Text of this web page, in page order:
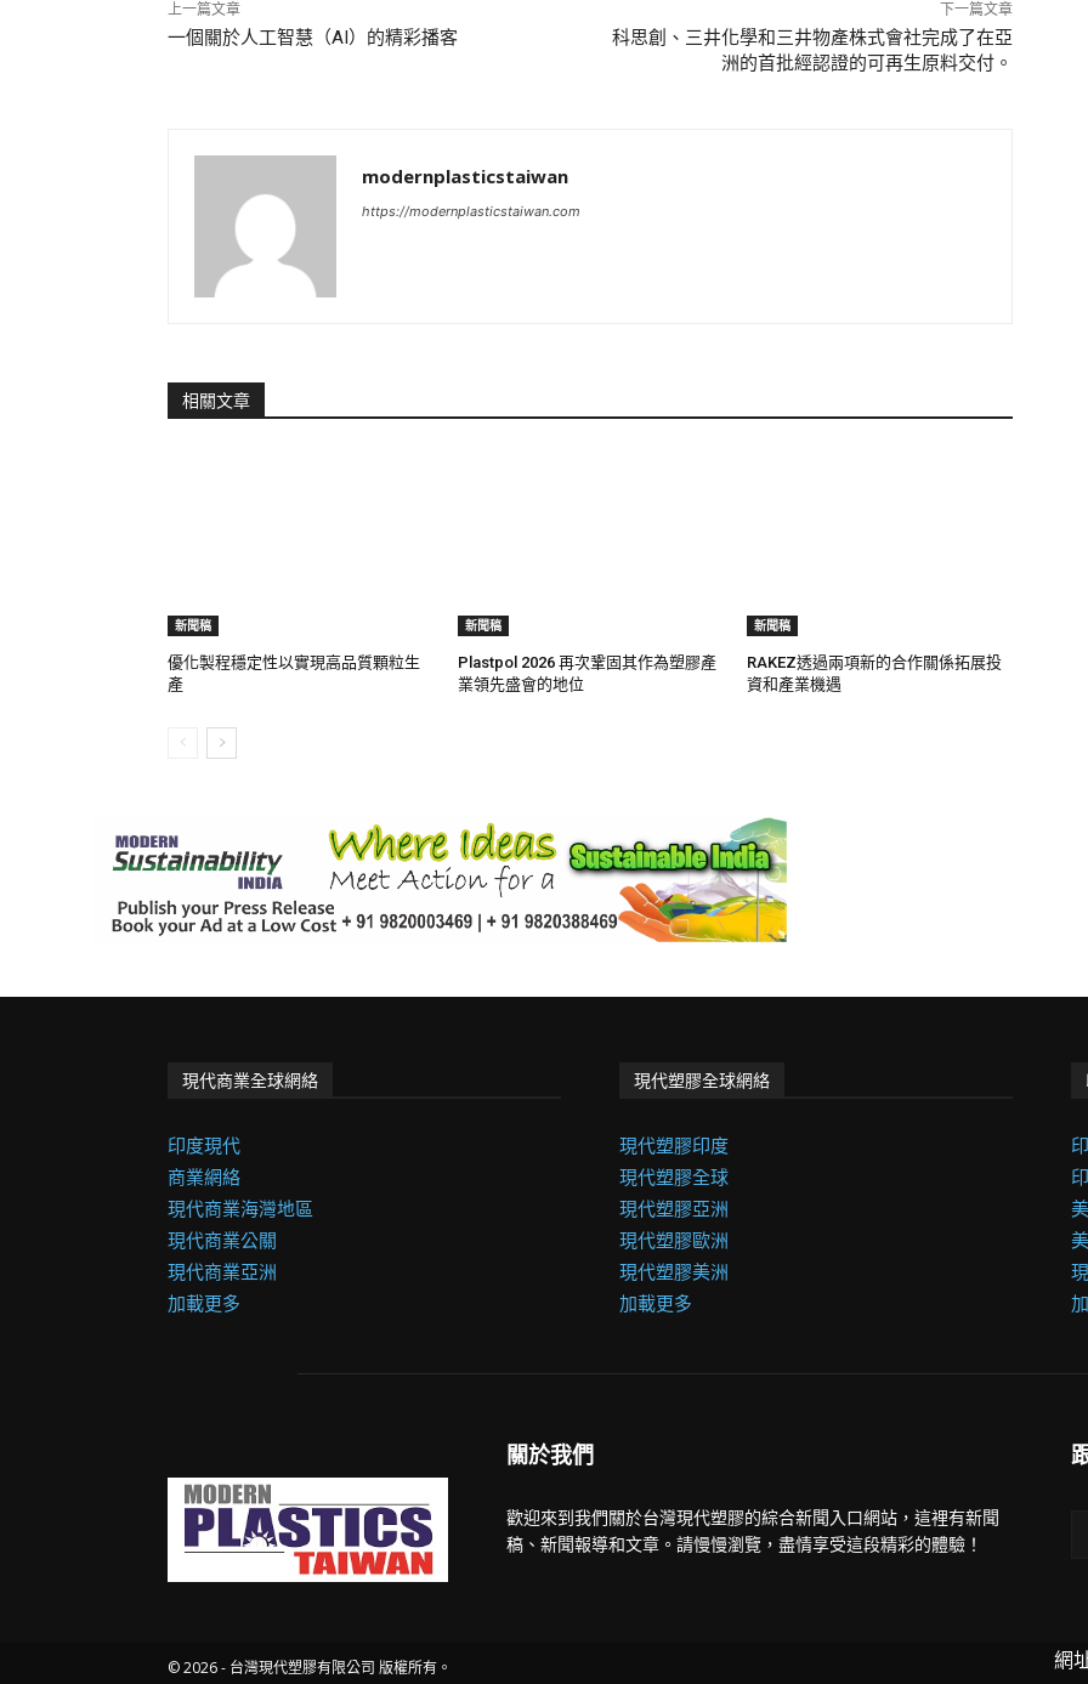
上一篇文章
一個關於人工智慧（AI）的精彩播客
下一篇文章
科思創、三井化學和三井物產株式會社完成了在亞
洲的首批經認證的可再生原料交付。
modernplasticstaiwan
https://modernplasticstaiwan.com
相關文章
新聞稿
優化製程穩定性以實現高品質顆粒生
產
新聞稿
Plastpol 2026 再次鞏固其作為塑膠產
業領先盛會的地位
新聞稿
RAKEZ透過兩項新的合作關係拓展投
資和產業機遇
現代商業全球網絡
印度現代
商業網絡
現代商業海灣地區
現代商業公關
現代商業亞洲
加載更多
現代塑膠全球網絡
現代塑膠印度
現代塑膠全球
現代塑膠亞洲
現代塑膠歐洲
現代塑膠美洲
加載更多
關於我們
歡迎來到我們關於台灣現代塑膠的綜合新聞入口網站，這裡有新聞
稿、新聞報導和文章。請慢慢瀏覽，盡情享受這段精彩的體驗！
© 2026 - 台灣現代塑膠有限公司 版權所有。 網